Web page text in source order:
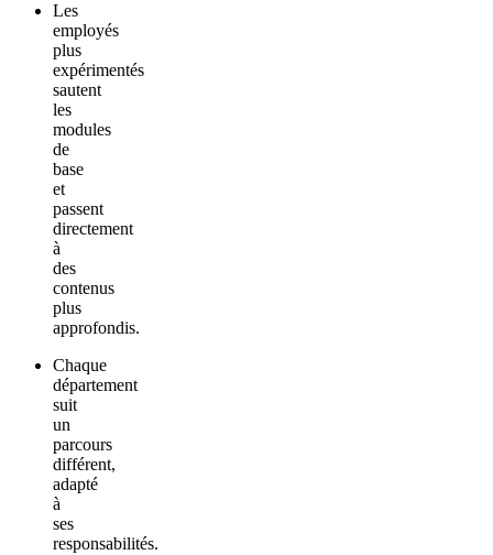
Les
employés
plus
expérimentés
sautent
les
modules
de
base
et
passent
directement
à
des
contenus
plus
approfondis.
Chaque
département
suit
un
parcours
différent,
adapté
à
ses
responsabilités.